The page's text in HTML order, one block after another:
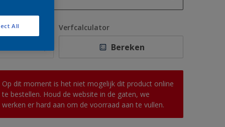
1 L
2,5 L
10 L
Verfcalculator
Bereken
Op dit moment is het niet mogelijk dit product online
te bestellen. Houd de website in de gaten, we
werken er hard aan om de voorraad aan te vullen.
All